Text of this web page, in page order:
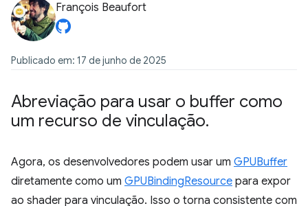
François Beaufort
Publicado em: 17 de junho de 2025
Abreviação para usar o buffer como
um recurso de vinculação.
Agora, os desenvolvedores podem usar um GPUBuffer
diretamente como um GPUBindingResource para expor
ao shader para vinculação. Isso o torna consistente com